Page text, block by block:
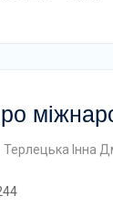
Терлецька Інна